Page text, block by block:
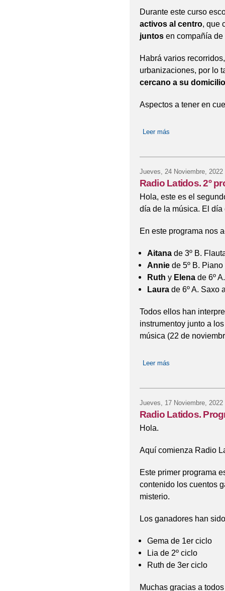
Durante este curso
activos al centro, que
juntosen compañía de
Habrá varios
urbanizaciones, por lo
cercano a su domicilio
Aspectos a tener en
Leer más
Jueves, 24 Noviembre, 2022
Radio Latidos. 2º
Hola, este es el
día de la música. El
En este programa nos
Aitanade 3º B.
Anniede 5º B. Piano
Ruth y Elenade 6º
Laurade 6º A. Saxo
Todos ellos han
instrumentoy junto a
música (22 de
Leer más
Jueves, 17 Noviembre, 2022
Radio Latidos.
Hola.
Aquí comienza Radio
Este primer programa
contenido los cuentos
misterio.
Los ganadores han
Gema de 1er ciclo
Lia de 2º ciclo
Ruth de 3er ciclo
Muchas gracias a